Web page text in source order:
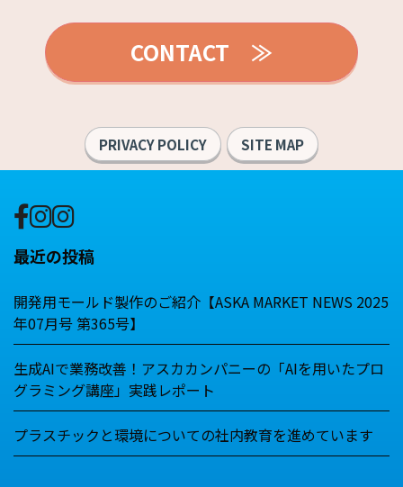
CONTACT ≫
PRIVACY POLICY SITE MAP
最近の投稿
開発用モールド製作のご紹介【ASKA MARKET NEWS 2025
年07月号 第365号】
生成AIで業務改善！アスカカンパニーの「AIを用いたプロ
グラミング講座」実践レポート
プラスチックと環境についての社内教育を進めています